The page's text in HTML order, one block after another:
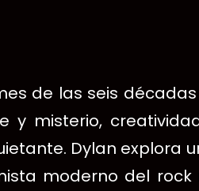
de las seis
y misterio,
Dylan explora
moderno del rock